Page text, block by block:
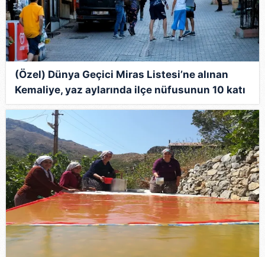
(Özel) Dünya Geçici Miras Listesi’ne alınan
Kemaliye, yaz aylarında ilçe nüfusunun 10 katı
ziyaretçi ağırlıyor